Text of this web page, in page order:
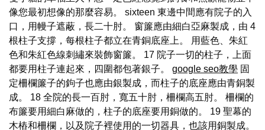
像您最初想像的那麼容易。 sixteen 東邊中間應有院子的入
口，用幔子遮蔽，長二十肘。 窗簾應由細白亞麻製成，由 4
根柱子支撐，每根柱子都立在青銅底座上。 用藍色、朱紅
色和朱紅色線刺繡來裝飾窗簾。 17 院子一切的柱子，上面
都要用柱子連起來，四圍都包著銀子。 google seo教學 固
定柵欄簾子的鉤子也應由銀製成，而柱子的底座應由青銅製
成。 18 全院的長一百肘，寬五十肘，柵欄高五肘。 柵欄的
布簾要用細白麻做的，柱子的底座要用銅做的。 19 聖幕的
木樁和柵欄，以及院子裡使用的一切器具，也該用銅製成。